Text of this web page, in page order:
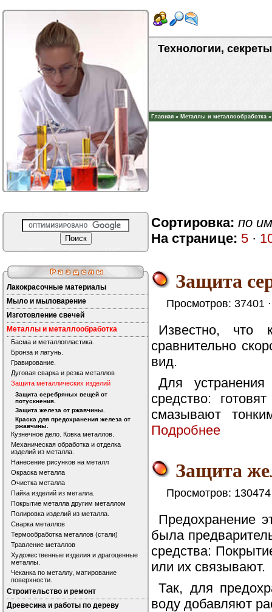
Технологии,
Главная » Металлы и металлообработка
Лакокрасочные материалы
Мыло и мыловарение
Изготовление свечей
Металлы и металлообработка
Басма и металлопластика.
Бронза и латунь.
Гравирование.
Дуговая сварка и резка металлов
Защита металлических изделий
Защита серебряных вещей от
потускнения.
Защита железа от ржавчины.
Краска для предохранения железа от
ржавчины.
Кузнечное дело. Ковка металлов.
Механическая обработка и отделка
изделий из металла.
Нанесение рисунков на металл
Окраска металла
Очистка металла
Пайка изделий из металла.
Покрытие металла другим металлом
Полировка изделий из металла.
Сварка металлов
Термообработка металлов (стали)
Травление металлов
Художественные изделия и драгоценные
металлы.
Чеканка по металлу, матирование
поверхности.
Строительство и ремонт
Древесина и работы по дереву
Сортировка: по
На странице: 5 ·
Защита
Просмотров: 37401
Известно, что
сравнительно
вид.
Для устранения
средство:
смазывают
Подробнее
Защита
Просмотров:
Предохранение
была
средства:
или их связывают.
Так, для
воду добавляют